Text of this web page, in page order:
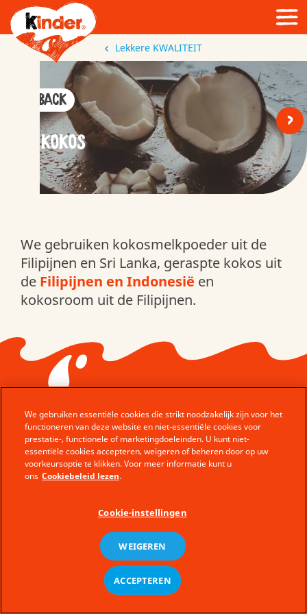
Lekkere KWALITEIT
< Back
KOKOS
>
We gebruiken kokosmelkpoeder uit de
Filipijnen en Sri Lanka, geraspte kokos uit
de Filipijnen en Indonesië en
kokosroom uit de Filipijnen.
© Ferrero 2026 − All rights reserved
Klantendienst
Technische vereisten
nl
We gebruiken essentiële cookies die strikt noodzakelijk zijn voor het
functioneren van deze website en niet-essentiële cookies voor
prestatie-, functionele of marketingdoeleinden. U kunt niet-
essentiële cookies accepteren, weigeren of beheren door op uw
voorkeursoptie te klikken. Voor meer informatie kunt u
ons Cookiebeleid lezen.
Cookie-instellingen
WEIGEREN
ACCEPTEREN